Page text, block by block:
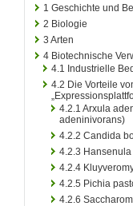
1 Geschichte und
2 Biologie
3 Arten
4 Biotechnische
4.1 Industrielle
4.2 Die Vorteile
4.2.1 Arxula
adeninivorans)
4.2.2 Candida
4.2.3
4.2.4
4.2.5 Pichia
4.2.6